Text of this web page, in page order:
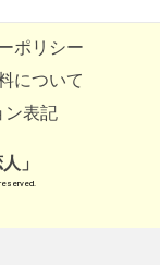
ポリシー
について
ン表記
」